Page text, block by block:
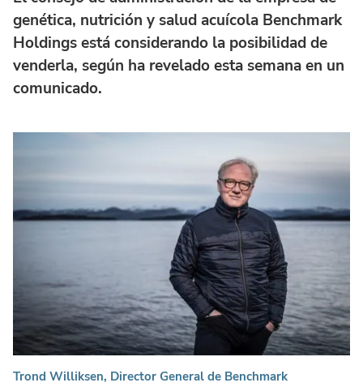
genética, nutrición y salud acuícola Benchmark
Holdings está considerando la posibilidad de
venderla, según ha revelado esta semana en un
comunicado.
Trond Williksen, Director General de Benchmark